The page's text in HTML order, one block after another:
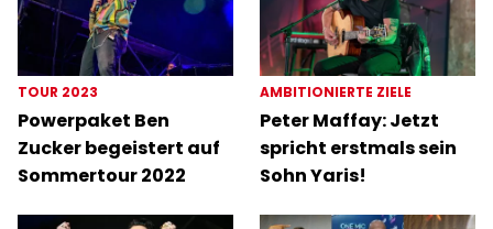
TOUR 2023
Powerpaket Ben
Zucker begeistert auf
Sommertour 2022
AMBITIONIERTE ZIELE
Peter Maffay: Jetzt
spricht erstmals sein
Sohn Yaris!